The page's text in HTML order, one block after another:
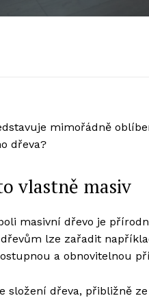
mimořádně
dřeva?
vlastně masiv
masivní dřevo je
lze zařadit
a obnovitelnou
složení dřeva, přibližně